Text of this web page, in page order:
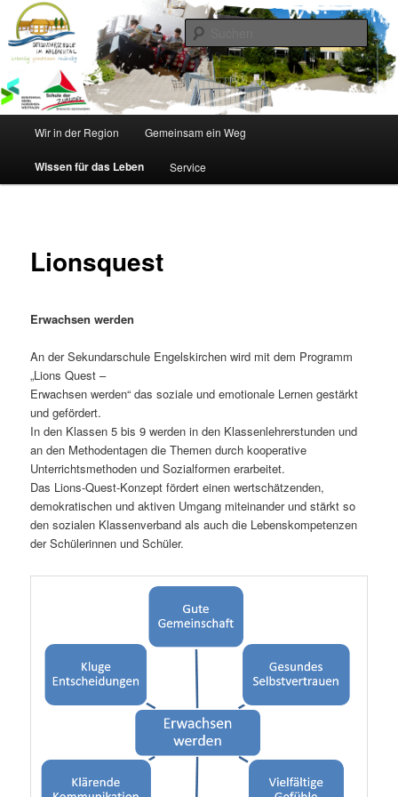
Zum
Inhalt
wechseln
Sekundarschule im Walbachtal
Wir in der Region Gemeinsam ein Weg
Wissen für das Leben Service
Lionsquest
Erwachsen werden
An der Sekundarschule Engelskirchen wird mit dem Programm
„Lions Quest –
Erwachsen werden“ das soziale und emotionale Lernen gestärkt
und gefördert.
In den Klassen 5 bis 9 werden in den Klassenlehrerstunden und
an den Methodentagen die Themen durch kooperative
Unterrichtsmethoden und Sozialformen erarbeitet.
Das Lions-Quest-Konzept fördert einen wertschätzenden,
demokratischen und aktiven Umgang miteinander und stärkt so
den sozialen Klassenverband als auch die Lebenskompetenzen
der Schülerinnen und Schüler.